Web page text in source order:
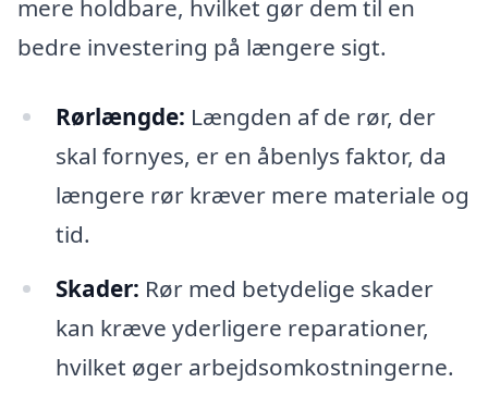
mere holdbare, hvilket gør dem til en
bedre investering på længere sigt.
Rørlængde: Længden af ​​de rør, der
skal fornyes, er en åbenlys faktor, da
længere rør kræver mere materiale og
tid.
Skader: Rør med betydelige skader
kan kræve yderligere reparationer,
hvilket øger arbejdsomkostningerne.